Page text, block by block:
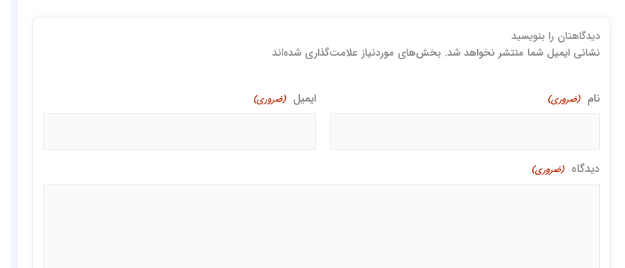
دیدگاهتان را بنویسید
نشانی ایمیل شما منتشر نخواهد شد. بخش‌های موردنیاز علامت‌گذاری شده‌اند
نام (ضروری)
اول
ایمیل (ضروری)
دیدگاه (ضروری)